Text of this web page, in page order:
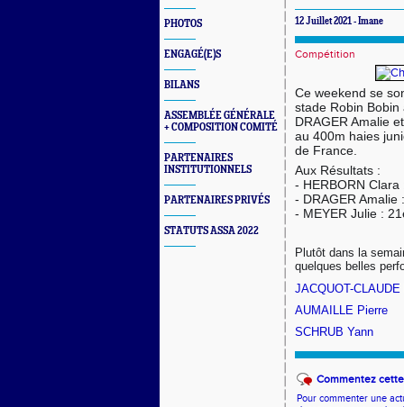
PHOTOS
ENGAGÉ(E)S
BILANS
ASSEMBLÉE GÉNÉRALE
+ COMPOSITION COMITÉ
PARTENAIRES
INSTITUTIONNELS
PARTENAIRES PRIVÉS
STATUTS ASSA 2022
12 Juillet 2021 - Imane
Compétition
Ce weekend se
stade Robin Bobin
DRAGER Amalie
au 400m haies
de France.
Aux Résultats :
- HERBORN Clara
- DRAGER Amalie
- MEYER Julie :
Plutôt dans la
quelques belles
JACQUOT-
AUMAILLE Pierre
SCHRUB Yann
Commentez
Pour commenter une